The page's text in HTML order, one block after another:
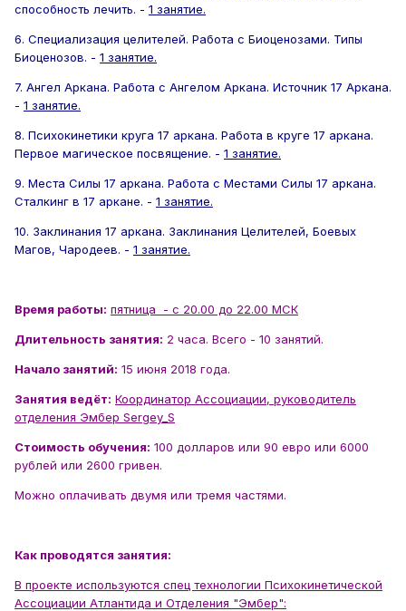
способность лечить. - 1 занятие.
6. Специализация целителей. Работа с Биоценозами. Типы
Биоценозов. - 1 занятие.
7. Ангел Аркана. Работа с Ангелом Аркана. Источник 17 Аркана.
- 1 занятие.
8. Психокинетики круга 17 аркана. Работа в круге 17 аркана.
Первое магическое посвящение. - 1 занятие.
9. Места Силы 17 аркана. Работа с Местами Силы 17 аркана.
Сталкинг в 17 аркане. - 1 занятие.
10. Заклинания 17 аркана. Заклинания Целителей, Боевых
Магов, Чародеев. - 1 занятие.
Время работы: пятница - с 20.00 до 22.00 МСК
Длительность занятия: 2 часа. Всего - 10 занятий.
Начало занятий: 15 июня 2018 года.
Занятия ведёт: Координатор Ассоциации, руководитель
отделения Эмбер Sergey_S
Стоимость обучения: 100 долларов или 90 евро или 6000
рублей или 2600 гривен.
Можно оплачивать двумя или тремя частями.
Как проводятся занятия:
В проекте используются спец технологии Психокинетической
Ассоциации Атлантида и Отделения "Эмбер":